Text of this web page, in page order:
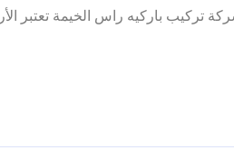
تركيب باركيه راس الخيمة تعتبر